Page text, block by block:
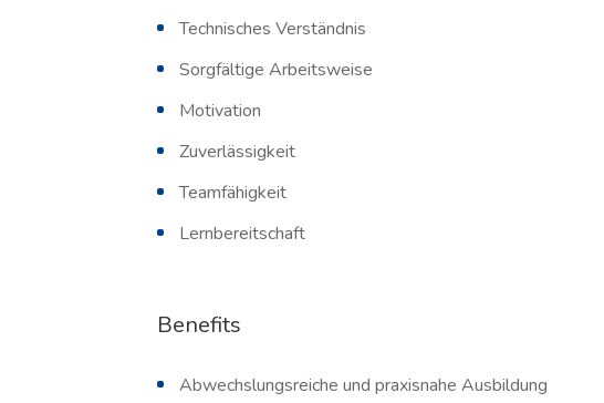
Technisches Verständnis
Sorgfältige Arbeitsweise
Motivation
Zuverlässigkeit
Teamfähigkeit
Lernbereitschaft
Benefits
Abwechslungsreiche und praxisnahe Ausbildung